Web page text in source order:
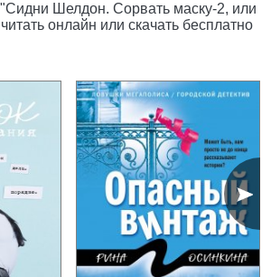
Шелдон. Сорвать маску-2, или
онлайн или скачать бесплатно